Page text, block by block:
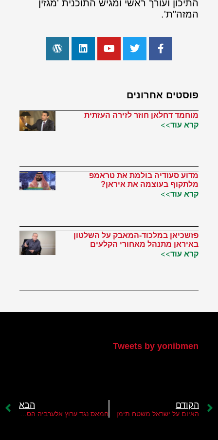
התיכון ועורך ראשי ומגיש התוכנית 'מגזין
המזה"ת'.
פוסטים אחרונים
מוחמד דחלאן חוזר לזירה העזתית
קרא עוד>>
מדוע סעודיה בולמת את טראמפ
מלתקוף בעוצמה את איראן?
קרא עוד>>
פזשכיאן במלכוד-המאבק על השלטון
באיראן מתנהל מאחורי הקלעים
קרא עוד>>
Tweets by yonibmen
הקודם
האיום על ישראל משטח תימן
הבא
חמאס נגד ערוץ אלערביה הסעודי